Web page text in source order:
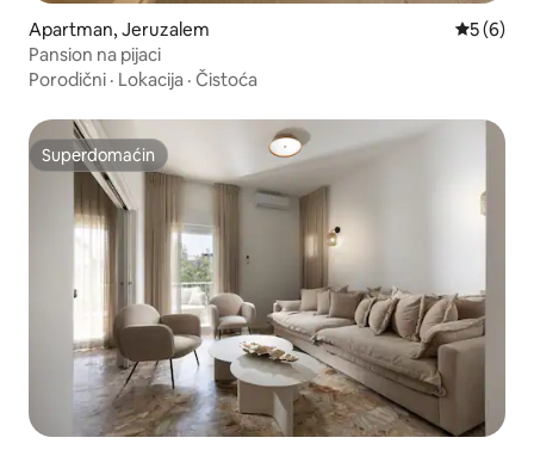
Apartman, Jeruzalem
5 (6)
Pansion na pijaci
Porodični · Lokacija · Čistoća
Superdomaćin
Superdomaćin